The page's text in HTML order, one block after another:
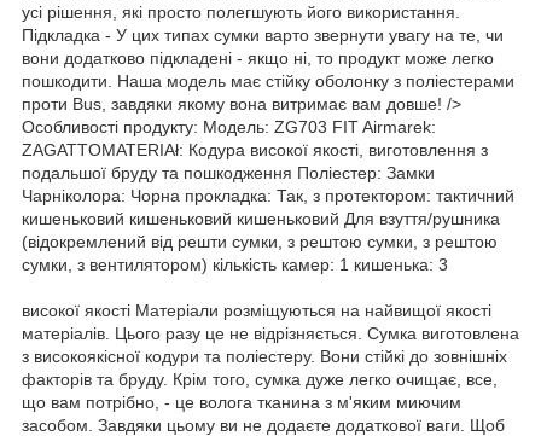
усі рішення, які просто полегшують його використання.
Підкладка - У цих типах сумки варто звернути увагу на те, чи
вони додатково підкладені - якщо ні, то продукт може легко
пошкодити. Наша модель має стійку оболонку з поліестерами
проти Bus, завдяки якому вона витримає вам довше! />
Особливості продукту: Модель: ZG703 FIT Airmarek:
ZAGATTOMATERIAł: Кодура високої якості, виготовлення з
подальшої бруду та пошкодження Поліестер: Замки
Чарніколора: Чорна прокладка: Так, з протектором: тактичний
кишеньковий кишеньковий кишеньковий Для взуття/рушника
(відокремлений від решти сумки, з рештою сумки, з рештою
сумки, з вентилятором) кількість камер: 1 кишенька: 3
високої якості Матеріали розміщуються на найвищої якості
матеріалів. Цього разу це не відрізняється. Сумка виготовлена
з високоякісної кодури та поліестеру. Вони стійкі до зовнішніх
факторів та бруду. Крім того, сумка дуже легко очищає, все,
що вам потрібно, - це волога тканина з м'яким миючим
засобом. Завдяки цьому ви не додаєте додаткової ваги. Щоб